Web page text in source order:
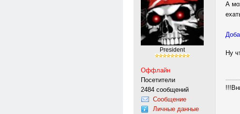
Рresident
Оффлайн
Посетители
2484 сообщений
Сообщение
Личные данные
А
Ну